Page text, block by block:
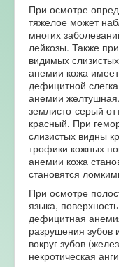
При осмотре
тяжелое может
многих
лейкозы. Также
видимых
анемии кожа
дефицитной
анемии
землисто-серый
красный. При
слизистых видны
трофики кожных
анемии кожа
становятся
При осмотре
языка,
дефицитная
разрушения зубов
вокруг зубов
некротическая